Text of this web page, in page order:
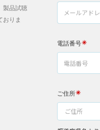
製品試聴
おりま